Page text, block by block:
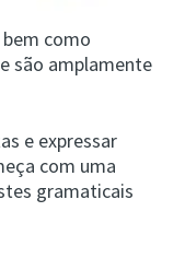
bem como
são amplamente
e expressar
com uma
gramaticais